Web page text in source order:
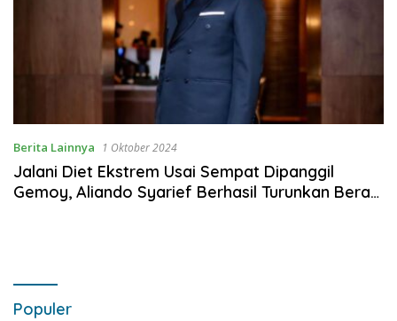
Berita Lainnya 1 Oktober 2024
Jalani Diet Ekstrem Usai Sempat Dipanggil
Gemoy, Aliando Syarief Berhasil Turunkan Berat
Populer